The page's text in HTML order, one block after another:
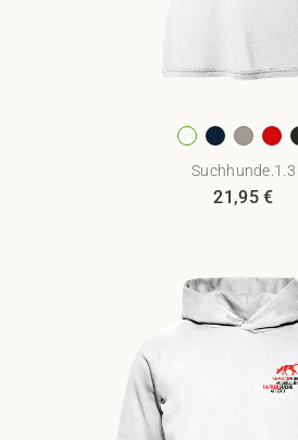
Suchhunde.1.3
21,95€